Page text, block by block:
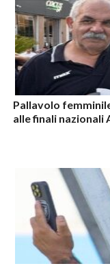
Pallavolo
alle finali nazionali